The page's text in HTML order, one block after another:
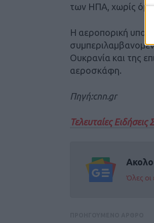
των ΗΠΑ, χωρίς
Η αεροπορική
Ουκρανία και της
αεροσκάφη.
Πηγή:cnn.gr
Τελευταίες Ειδήσεις
Όλες οι